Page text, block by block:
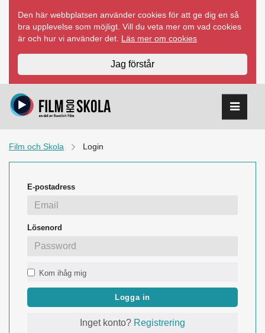
innehåll
Den här webbplatsen använder cookies för att ge dig en så
bra upplevelse som möjligt. Vill du veta mer om vad cookies
är och hur vi använder det. Läs mer om cookies
Jag förstår
Film och Skola Login
E-postadress
Lösenord
Kom ihåg mig
Logga in
Inget konto? Registrering